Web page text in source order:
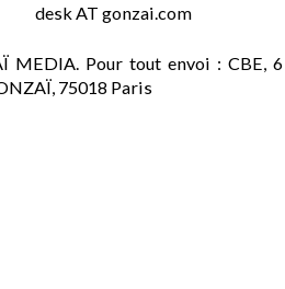
desk AT gonzai.com
MEDIA. Pour tout envoi : CBE,
75018 Paris